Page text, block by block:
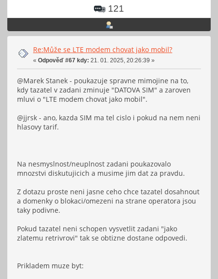
121
Re:Může se LTE modem chovat jako mobil?
« Odpověď #67 kdy: 21. 01. 2025, 20:26:39 »
@Marek Stanek - poukazuje spravne mimojine na to,
kdy tazatel v zadani zminuje "DATOVA SIM" a zaroven
mluvi o "LTE modem chovat jako mobil".
@jjrsk - ano, kazda SIM ma tel cislo i pokud na nem neni
hlasovy tarif.
Na nesmyslnost/neuplnost zadani poukazovalo
mnozstvi diskutujicich a musime jim dat za pravdu.
Z dotazu proste neni jasne ceho chce tazatel dosahnout
a domenky o blokaci/omezeni na strane operatora jsou
taky podivne.
Pokud tazatel neni schopen vysvetlit zadani "jako
zlatemu retrivrovi" tak se obtizne dostane odpovedi.
Prikladem muze byt: